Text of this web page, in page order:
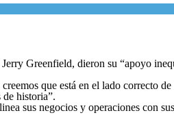
Greenfield, dieron su “apoyo
que está en el lado correcto
de historia”.
sus negocios y operaciones con